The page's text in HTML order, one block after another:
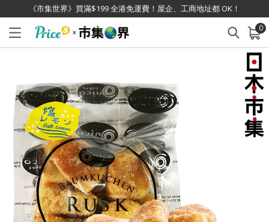
《市集世界》買滿$199 全港免運費！屋企、工商地址都 OK！
0
已加入購物車 查看